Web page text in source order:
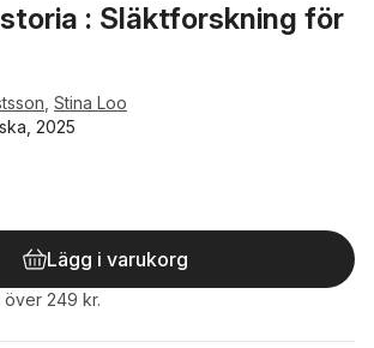
: Släktforskning för
Stina Loo
2025
antal röster:
Lägg i varukorg
över 249 kr.